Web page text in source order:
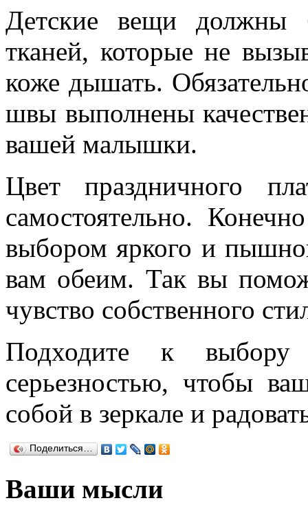
Детские вещи должны
тканей, которые не
коже дышать.
швы выполнены
вашей малышки.
Цвет праздничного
самостоятельно.
выбором яркого и
вам обеим. Так вы
чувство собственного
Подходите к выбору
серьезностью, чтобы
собой в зеркале и
Поделиться…
Ваши мысли